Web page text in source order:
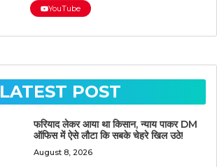
YouTube
LATEST POST
फरियाद लेकर आया था किसान, न्याय पाकर DM
ऑफिस में ऐसे लौटा कि सबके चेहरे खिल उठे!
August 8, 2026